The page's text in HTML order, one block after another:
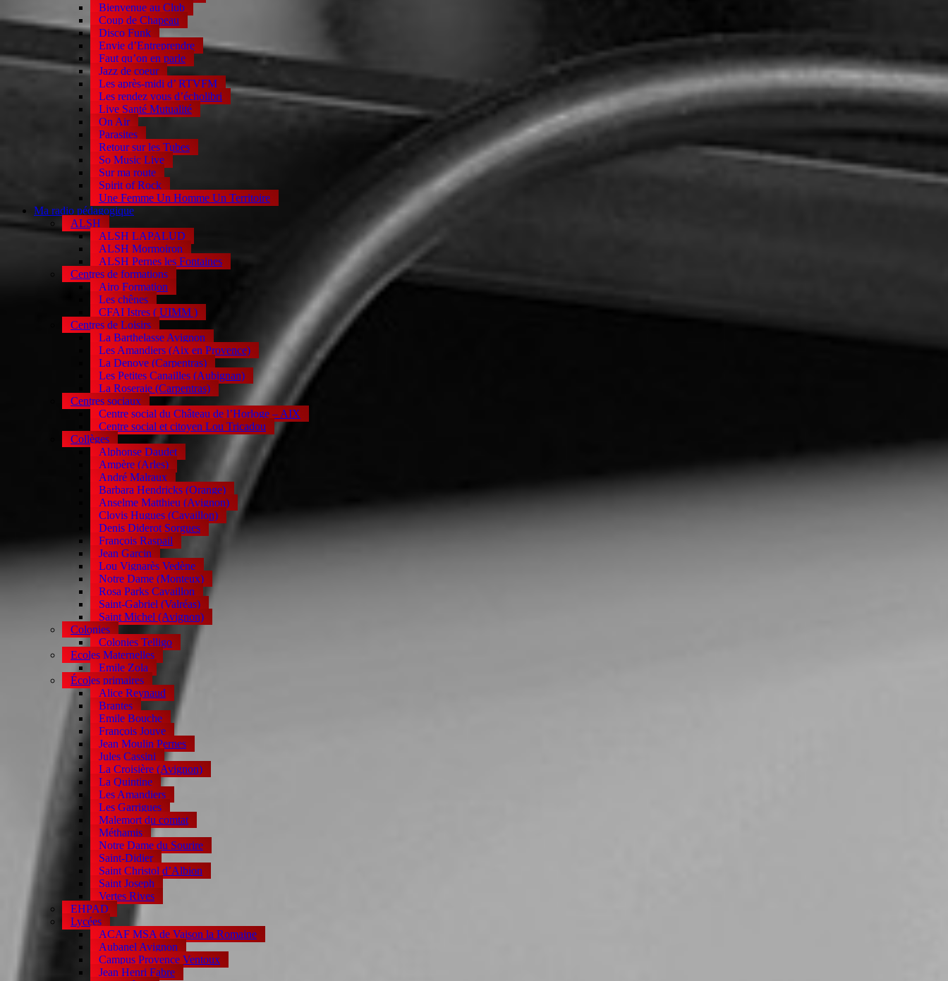
Bienvenue au Club
Coup de Chapeau
Disco Funk
Envie d’Entreprendre
Faut qu’on en parle
Jazz de coeur
Les après-midi d’ RTVFM
Les rendez vous d’écholibri
Live Santé Mutualité
On Air
Parasites
Retour sur les Tubes
So Music Live
Sur ma route
Spirit of Rock
Une Femme Un Homme Un Territoire
Ma radio pédagogique
ALSH
ALSH LAPALUD
ALSH Mormoiron
ALSH Pernes les Fontaines
Centres de formations
Airo Formation
Les chênes
CFAI Istres ( UIMM )
Centres de Loisirs
La Barthelasse Avignon
Les Amandiers (Aix en Provence)
La Denove (Carpentras)
Les Petites Canailles (Aubignan)
La Roseraie (Carpentras)
Centres sociaux
Centre social du Château de l’Horloge – AIX
Centre social et citoyen Lou Tricadou
Collèges
Alphonse Daudet
Ampère (Arles)
André Malraux
Barbara Hendricks (Orange)
Anselme Matthieu (Avignon)
Clovis Hugues (Cavaillon)
Denis Diderot Sorgues
François Raspail
Jean Garcin
Lou Vignarès Vedène
Notre Dame (Monteux)
Rosa Parks Cavaillon
Saint-Gabriel (Valréas)
Saint Michel (Avignon)
Colonies
Colonies Telligo
Ecoles Maternelles
Emile Zola
Écoles primaires
Alice Reynaud
Brantes
Emile Bouche
François Jouve
Jean Moulin Pernes
Jules Cassini
La Croisière (Avignon)
La Quintine
Les Amandiers
Les Garrigues
Malemort du comtat
Méthamis
Notre Dame du Sourire
Saint-Didier
Saint Christol d’Albion
Saint Joseph
Vertes Rives
EHPAD
Lycées
ACAF MSA de Vaison la Romaine
Aubanel Avignon
Campus Provence Ventoux
Jean Henri Fabre